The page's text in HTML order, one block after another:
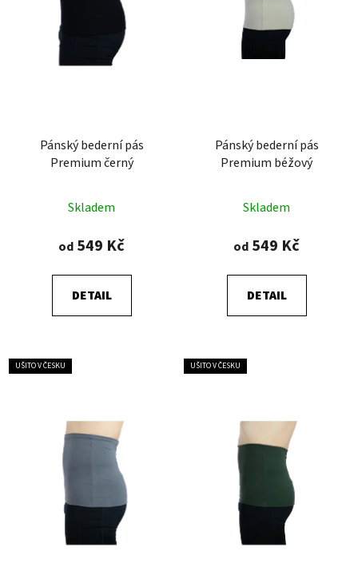
Pánský bederní pás
Premium černý
hodnocení
produktu
5,0
z
Skladem
od 549 Kč
DETAIL
Pánský bederní pás
Premium béžový
Skladem
od 549 Kč
DETAIL
UŠITO V ČESKU UŠITO V ČESKU